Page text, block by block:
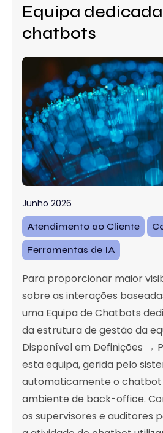
Equipa
chatbots
Atendimento ao Cliente
Ferramentas de IA
Junho 2026
Para proporcionar maior
sobre as interações
uma Equipa de Chatbots
da estrutura de gestão da
Disponível em Definições →
esta equipa, gerida pelo
automaticamente o
ambiente de back-office.
os supervisores e auditores